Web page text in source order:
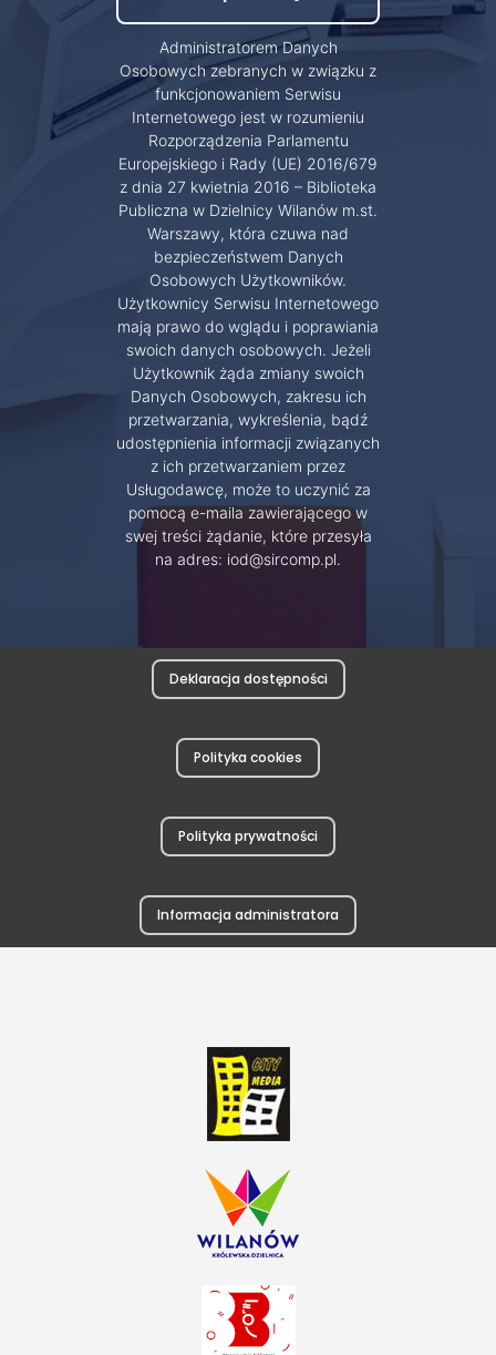
Administratorem Danych
Osobowych zebranych w związku z
funkcjonowaniem Serwisu
Internetowego jest w rozumieniu
Rozporządzenia Parlamentu
Europejskiego i Rady (UE) 2016/679
z dnia 27 kwietnia 2016 – Biblioteka
Publiczna w Dzielnicy Wilanów m.st.
Warszawy, która czuwa nad
bezpieczeństwem Danych
Osobowych Użytkowników.
Użytkownicy Serwisu Internetowego
mają prawo do wglądu i poprawiania
swoich danych osobowych. Jeżeli
Użytkownik żąda zmiany swoich
Danych Osobowych, zakresu ich
przetwarzania, wykreślenia, bądź
udostępnienia informacji związanych
z ich przetwarzaniem przez
Usługodawcę, może to uczynić za
pomocą e-maila zawierającego w
swej treści żądanie, które przesyła
na adres: iod@sircomp.pl.
Deklaracja dostępności
Polityka cookies
Polityka prywatności
Informacja administratora